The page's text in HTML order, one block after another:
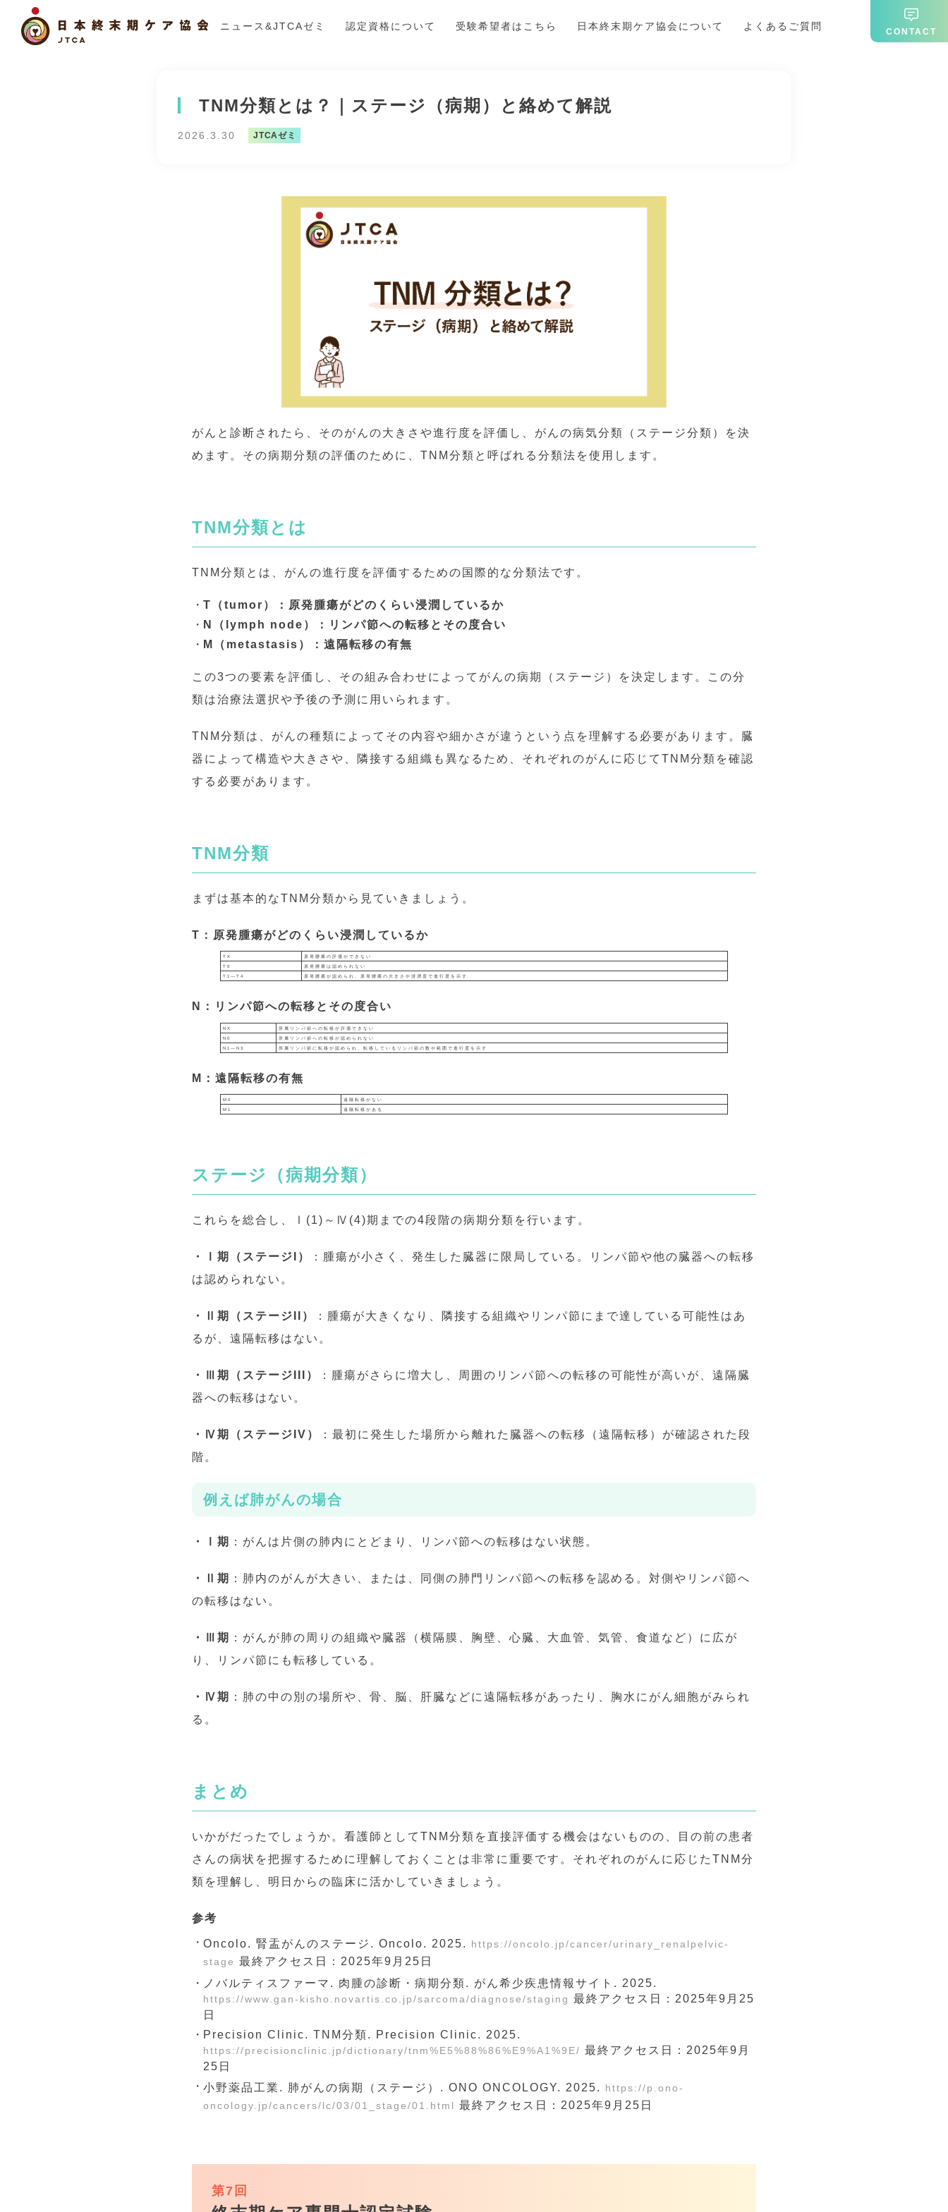
ニュース&JTCAゼミ 認定資格について 受験希望者はこちら 日本終末期ケア協会について よくあるご質問 CONTACT
TNM分類とは？｜ステージ（病期）と絡めて解説
2026.3.30 JTCAゼミ
がんと診断されたら、そのがんの大きさや進行度を評価し、がんの病気分類（ステージ分類）を決
めます。その病期分類の評価のために、TNM分類と呼ばれる分類法を使用します。
TNM分類とは
TNM分類とは、がんの進行度を評価するための国際的な分類法です。
T（tumor）：原発腫瘍がどのくらい浸潤しているか
N（lymph node）：リンパ節への転移とその度合い
M（metastasis）：遠隔転移の有無
この3つの要素を評価し、その組み合わせによってがんの病期（ステージ）を決定します。この分
類は治療法選択や予後の予測に用いられます。
TNM分類は、がんの種類によってその内容や細かさが違うという点を理解する必要があります。臓
器によって構造や大きさや、隣接する組織も異なるため、それぞれのがんに応じてTNM分類を確認
する必要があります。
TNM分類
まずは基本的なTNM分類から見ていきましょう。
T：原発腫瘍がどのくらい浸潤しているか
TX
原発腫瘍の評価ができない
T0
原発腫瘍は認められない
T1―T4
原発腫瘍が認められ、原発腫瘍の大きさや浸潤度で進行度を示す
N：リンパ節への転移とその度合い
NX
所属リンパ節への転移が評価できない
N0
所属リンパ節への転移が認められない
N1―N3
所属リンパ節に転移が認められ、転移しているリンパ節の数や範囲で進行度を示す
M：遠隔転移の有無
M0
遠隔転移がない
M1
遠隔転移がある
ステージ（病期分類）
これらを総合し、Ⅰ(1)～Ⅳ(4)期までの4段階の病期分類を行います。
・Ⅰ期（ステージI）
：腫瘍が小さく、発生した臓器に限局している。リンパ節や他の臓器への転移
は認められない。
・Ⅱ期（ステージII）
：腫瘍が大きくなり、隣接する組織やリンパ節にまで達している可能性はあ
るが、遠隔転移はない。
・Ⅲ期（ステージIII）
：腫瘍がさらに増大し、周囲のリンパ節への転移の可能性が高いが、遠隔臓
器への転移はない。
・Ⅳ期（ステージIV）
：最初に発生した場所から離れた臓器への転移（遠隔転移）が確認された段
階。
例えば肺がんの場合
・Ⅰ期 ：がんは片側の肺内にとどまり、リンパ節への転移はない状態。
・Ⅱ期
：肺内のがんが大きい、または、同側の肺門リンパ節への転移を認める。対側やリンパ節へ
の転移はない。
・Ⅲ期
：がんが肺の周りの組織や臓器（横隔膜、胸壁、心臓、大血管、気管、食道など）に広が
り、リンパ節にも転移している。
・Ⅳ期
：肺の中の別の場所や、骨、脳、肝臓などに遠隔転移があったり、胸水にがん細胞がみられ
る。
まとめ
いかがだったでしょうか。看護師としてTNM分類を直接評価する機会はないものの、目の前の患者
さんの病状を把握するために理解しておくことは非常に重要です。それぞれのがんに応じたTNM分
類を理解し、明日からの臨床に活かしていきましょう。
参考
Oncolo. 腎盂がんのステージ. Oncolo. 2025. https://oncolo.jp/cancer/urinary_renalpelvic-
stage 最終アクセス日：2025年9月25日
ノバルティスファーマ. 肉腫の診断・病期分類. がん希少疾患情報サイト. 2025.
https://www.gan-kisho.novartis.co.jp/sarcoma/diagnose/staging 最終アクセス日：2025年9月25
日
Precision Clinic. TNM分類. Precision Clinic. 2025.
https://precisionclinic.jp/dictionary/tnm%E5%88%86%E9%A1%9E/ 最終アクセス日：2025年9月
25日
小野薬品工業. 肺がんの病期（ステージ）. ONO ONCOLOGY. 2025. https://p.ono-
oncology.jp/cancers/lc/03/01_stage/01.html 最終アクセス日：2025年9月25日
第7回